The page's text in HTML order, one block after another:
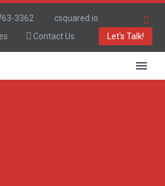
3362
csquared.io
Contact Us Let's Talk!